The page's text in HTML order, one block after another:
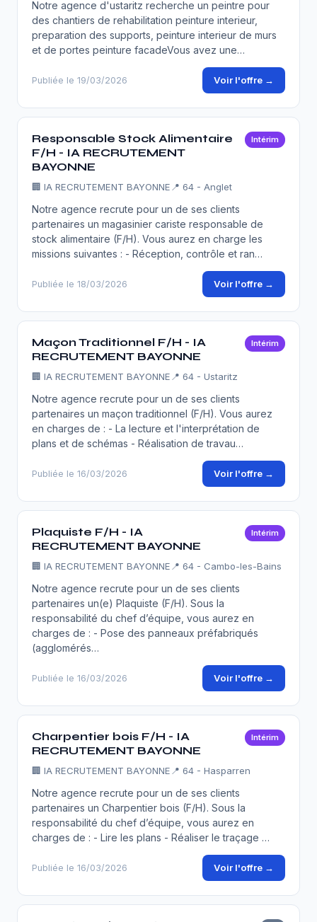
Notre agence d'ustaritz recherche un peintre pour
des chantiers de rehabilitation peinture interieur,
preparation des supports, peinture interieur de murs
et de portes peinture facadeVous avez une…
Publiée le 19/03/2026 Voir l'offre →
Responsable Stock Alimentaire
F/H - IA RECRUTEMENT
BAYONNE
Intérim
🏢 IA RECRUTEMENT BAYONNE 📍 64 - Anglet
Notre agence recrute pour un de ses clients
partenaires un magasinier cariste responsable de
stock alimentaire (F/H). Vous aurez en charge les
missions suivantes : - Réception, contrôle et ran…
Publiée le 18/03/2026 Voir l'offre →
Maçon Traditionnel F/H - IA
RECRUTEMENT BAYONNE
Intérim
🏢 IA RECRUTEMENT BAYONNE 📍 64 - Ustaritz
Notre agence recrute pour un de ses clients
partenaires un maçon traditionnel (F/H). Vous aurez
en charges de : - La lecture et l'interprétation de
plans et de schémas - Réalisation de travau…
Publiée le 16/03/2026 Voir l'offre →
Plaquiste F/H - IA
RECRUTEMENT BAYONNE
Intérim
🏢 IA RECRUTEMENT BAYONNE 📍 64 - Cambo-les-Bains
Notre agence recrute pour un de ses clients
partenaires un(e) Plaquiste (F/H). Sous la
responsabilité du chef d’équipe, vous aurez en
charges de : - Pose des panneaux préfabriqués
(agglomérés…
Publiée le 16/03/2026 Voir l'offre →
Charpentier bois F/H - IA
RECRUTEMENT BAYONNE
Intérim
🏢 IA RECRUTEMENT BAYONNE 📍 64 - Hasparren
Notre agence recrute pour un de ses clients
partenaires un Charpentier bois (F/H). Sous la
responsabilité du chef d’équipe, vous aurez en
charges de : - Lire les plans - Réaliser le traçage …
Publiée le 16/03/2026 Voir l'offre →